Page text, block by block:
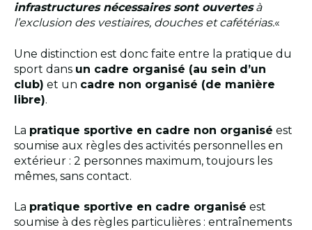
infrastructures nécessaires sont ouvertesà
l’exclusion des vestiaires, douches et cafétérias.«
Une distinction est donc faite entre la pratique du
sport dans un cadre organisé (au sein d’un
club) et un cadre non organisé (de manière
libre).
La pratique sportive en cadre non organisé est
soumise aux règles des activités personnelles en
extérieur : 2 personnes maximum, toujours les
mêmes, sans contact.
La pratique sportive en cadre organisé est
soumise à des règles particulières : entraînements